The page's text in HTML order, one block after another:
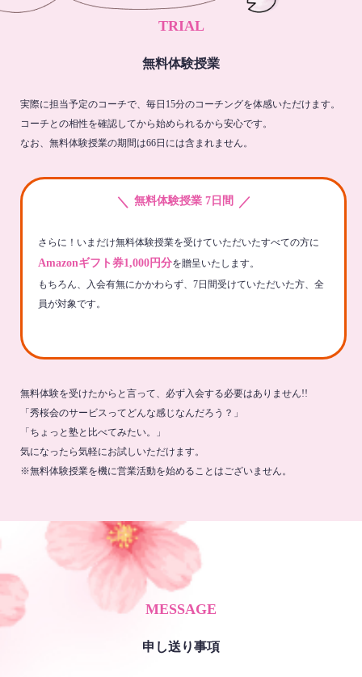
TRIAL
無料体験授業
実際に担当予定のコーチで、毎日15分のコーチングを体感いただけます。
コーチとの相性を確認してから始められるから安心です。
なお、無料体験授業の期間は66日には含まれません。
＼ 無料体験授業 7日間 ／
さらに！いまだけ無料体験授業を受けていただいたすべての方に
Amazonギフト券1,000円分を贈呈いたします。
もちろん、入会有無にかかわらず、7日間受けていただいた方、全
員が対象です。
無料体験を受けたからと言って、必ず入会する必要はありません!!
「秀桜会のサービスってどんな感じなんだろう？」
「ちょっと塾と比べてみたい。」
気になったら気軽にお試しいただけます。
※無料体験授業を機に営業活動を始めることはございません。
MESSAGE
申し送り事項